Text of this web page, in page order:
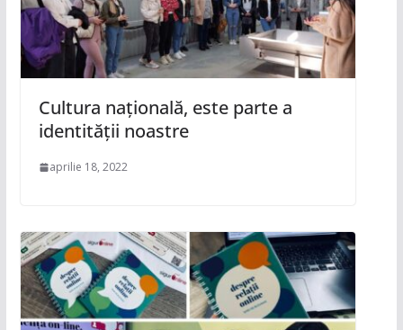
Cultura națională, este parte a
identității noastre
aprilie 18, 2022